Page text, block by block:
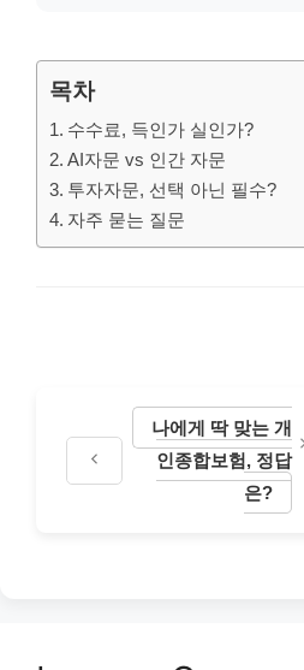
목차
수수료, 득인가 실인가?
AI자문 vs 인간 자문
투자자문, 선택 아닌 필수?
자주 묻는 질문
나에게 딱 맞는 개
인종합보험, 정답
은?